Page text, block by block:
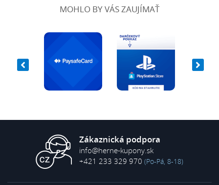
MOHLO BY VÁS ZAUJÍMAŤ
Zákaznická podpora
info@herne-kupony.sk
+421 233 329 970 (Po-Pá, 8-18)